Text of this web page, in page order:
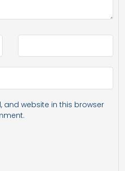
and website in this browser